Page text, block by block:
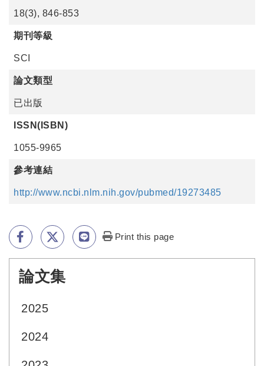
18(3), 846-853
期刊等級
SCI
論文類型
已出版
ISSN(ISBN)
1055-9965
參考連結
http://www.ncbi.nlm.nih.gov/pubmed/19273485
Print this page
論文集
2025
2024